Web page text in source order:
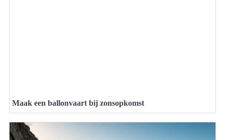
Maak een ballonvaart bij zonsopkomst